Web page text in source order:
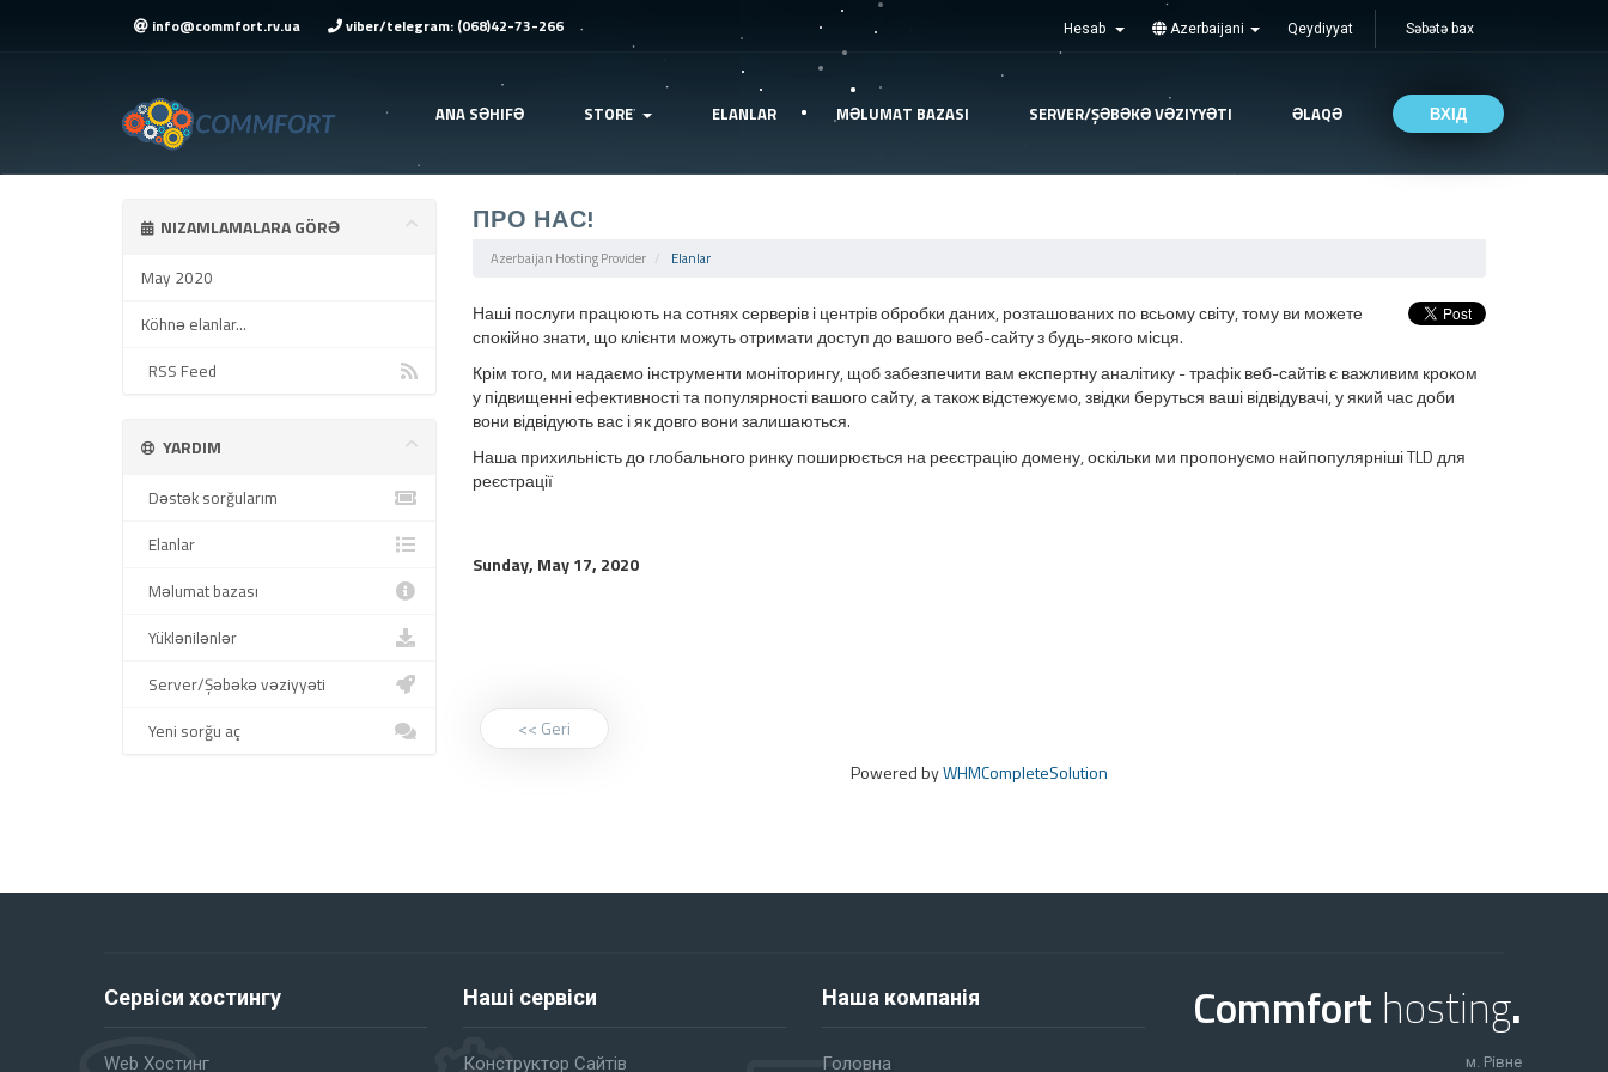
Hesab Azerbaijani Qeydiyyat Səbətə bax
info@commfort.rv.ua viber/telegram: (068)42-73-266
ANA SƏHIFƏ STORE ELANLAR MƏLUMAT BAZASI SERVER/ŞƏBƏKƏ VƏZIYYƏTI ƏLAQƏ ВХІД
ПРО НАС!
Azerbaijan Hosting Provider Elanlar
NIZAMLAMALARA GÖRƏ
May 2020
Köhnə elanlar...
RSS Feed
Наші послуги працюють на сотнях серверів і центрів обробки даних, розташованих по всьому світу, тому ви можете
спокійно знати, що клієнти можуть отримати доступ до вашого веб-сайту з будь-якого місця.
Крім того, ми надаємо інструменти моніторингу, щоб забезпечити вам експертну аналітику - трафік веб-сайтів є важливим кроком
у підвищенні ефективності та популярності вашого сайту, а також відстежуємо, звідки беруться ваші відвідувачі, у який час доби
вони відвідують вас і як довго вони залишаються.
Наша прихильність до глобального ринку поширюється на реєстрацію домену, оскільки ми пропонуємо найпопулярніші TLD для
реєстрації
Sunday, May 17, 2020
<< Geri
Powered byWHMCompleteSolution
YARDIM
Dəstək sorğularım
Elanlar
Məlumat bazası
Yüklənilənlər
Server/Şəbəkə vəziyyəti
Yeni sorğu aç
Сервіси хостингу
Web Хостинг
Наші сервіси
Конструктор Сайтів
Наша компанія
Головна
Commfort hosting.
м. Рівне